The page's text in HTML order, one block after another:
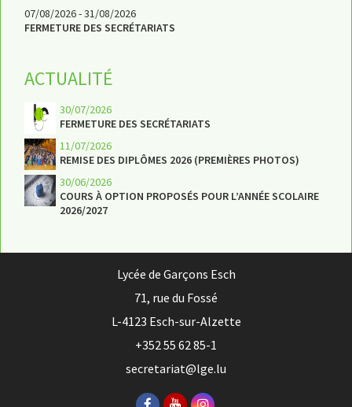
07/08/2026 - 31/08/2026
FERMETURE DES SECRÉTARIATS
ACTUALITÉ
30/07/2026
FERMETURE DES SECRÉTARIATS
11/07/2026
REMISE DES DIPLÔMES 2026 (PREMIÈRES PHOTOS)
30/06/2026
COURS À OPTION PROPOSÉS POUR L’ANNÉE SCOLAIRE
2026/2027
Lycée de Garçons Esch
71, rue du Fossé
L-4123 Esch-sur-Alzette
+352 55 62 85-1
secretariat@lge.lu